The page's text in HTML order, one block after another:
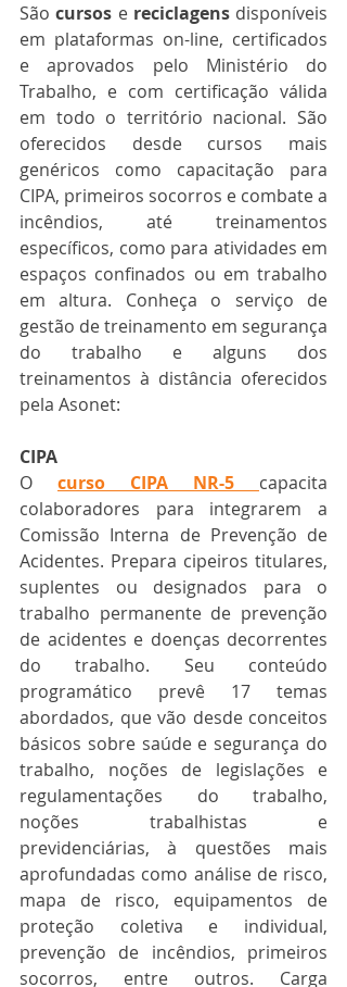
São cursos e reciclagens disponíveis
em plataformas on-line, certificados
e aprovados pelo Ministério do
Trabalho, e com certificação válida
em todo o território nacional. São
oferecidos desde cursos mais
genéricos como capacitação para
CIPA, primeiros socorros e combate a
incêndios, até treinamentos
específicos, como para atividades em
espaços confinados ou em trabalho
em altura. Conheça ​o serviço de
gestão de treinamento em segurança
do trabalho e alguns dos
treinamentos à distância oferecidos
pela Asonet:
CIPA
O curso CIPA NR-5
capacita
colaboradores para integrarem a
Comissão Interna de Prevenção de
Acidentes. Prepara cipeiros titulares,
suplentes ou designados para o
trabalho permanente de prevenção
de acidentes e doenças decorrentes
do trabalho. Seu conteúdo
programático prevê 17 temas
abordados, que vão desde conceitos
básicos sobre saúde e segurança do
trabalho, noções de legislações e
regulamentações do trabalho,
noções trabalhistas e
previdenciárias, à questões mais
aprofundadas como análise de risco,
mapa de risco, equipamentos de
proteção coletiva e individual,
prevenção de incêndios, primeiros
socorros, entre outros. Carga